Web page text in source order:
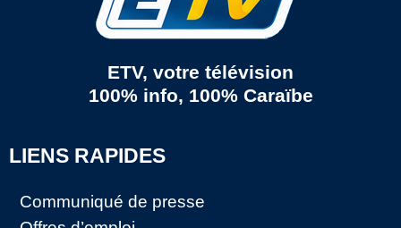
ETV, votre télévision
100% info, 100% Caraïbe
LIENS RAPIDES
Communiqué de presse